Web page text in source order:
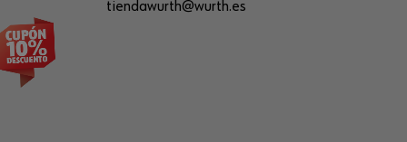
tiendawurth@wurth.es